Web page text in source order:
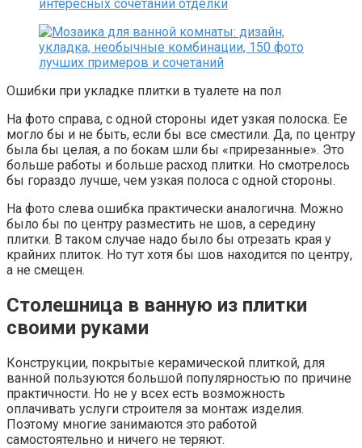
Ошибки при укладке плитки в туалете на пол
На фото справа, с одной стороны идет узкая полоска. Ее
могло бы и не быть, если бы все сместили. Да, по центру
была бы целая, а по бокам шли бы «прирезанные». Это
больше работы и больше расход плитки. Но смотрелось
бы гораздо лучше, чем узкая полоса с одной стороны.
На фото слева ошибка практически аналогична. Можно
было бы по центру разместить не шов, а середину
плитки. В таком случае надо было бы отрезать края у
крайних плиток. Но тут хотя бы шов находится по центру,
а не смещен.
Столешница в ванную из плитки
своими руками
Конструкции, покрытые керамической плиткой, для
ванной пользуются большой популярностью по причине
практичности. Но не у всех есть возможность
оплачивать услуги строителя за монтаж изделия.
Поэтому многие занимаются это работой
самостоятельно и ничего не теряют.